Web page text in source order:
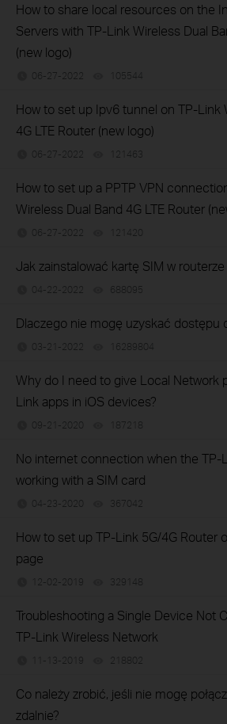
How to share local resources on the
Servers with TP-Link Wireless Dual
(new logo)
06-27-2022 105544
How to set up Ipv6 tunnel on TP-Link
4G LTE Router (new logo)
06-27-2022 121463
How to set up a PPTP VPN
Wireless Dual Band 4G LTE Router
06-27-2022 121420
Jak zainstalować kartę SIM w routerze
04-22-2022 688095
Dlaczego nie mogę uzyskać dostępu
03-21-2022 16289804
Why do I need to give Local Network
Link apps in iOS devices?
09-21-2020 187218
No internet connection when the TP-
working with a SIM card
04-23-2020 367042
How to set up TP-Link 5G/4G Router
page
12-02-2019 329148
Troubleshooting a Single Device Not
TP-Link Wireless Network
11-13-2019 218802
Co należy zrobić, jeśli nie mogę
zdalnie?